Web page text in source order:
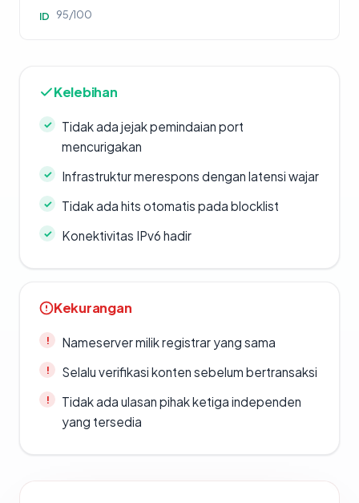
ID 95/100
Kelebihan
Tidak ada jejak pemindaian port
mencurigakan
Infrastruktur merespons dengan latensi wajar
Tidak ada hits otomatis pada blocklist
Konektivitas IPv6 hadir
Kekurangan
Nameserver milik registrar yang sama
Selalu verifikasi konten sebelum bertransaksi
Tidak ada ulasan pihak ketiga independen
yang tersedia